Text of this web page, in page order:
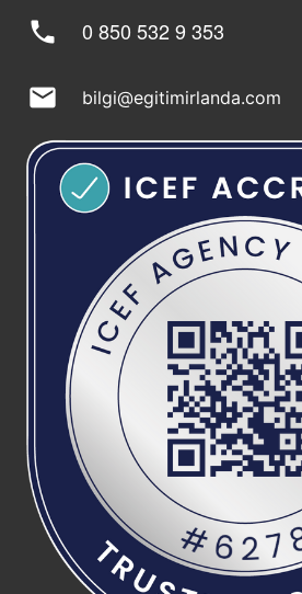
phone 0 850 532 9 353
mail bilgi@egitimirlanda.com